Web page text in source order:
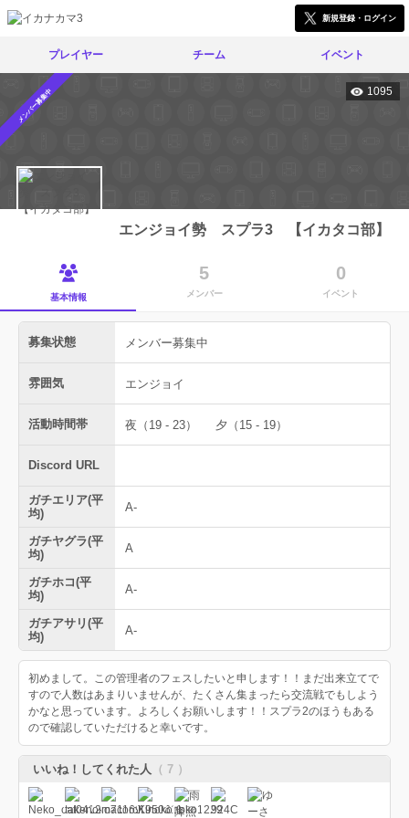
新規登録・ログイン
プレイヤー チーム イベント
メンバー募集中 1095
エンジョイ勢 スプラ3 【イカタコ部】
基本情報
5
メンバー
0
イベント
募集状態 メンバー募集中
雰囲気 エンジョイ
活動時間帯 夜（19 - 23） 夕（15 - 19）
Discord URL
ガチエリア(平
均)
A-
ガチヤグラ(平
均)
A
ガチホコ(平
均)
A-
ガチアサリ(平
均)
A-
初めまして。この管理者のフェスしたいと申します！！まだ出来立てで
すので人数はあまりいませんが、たくさん集まったら交流戦でもしよう
かなと思っています。よろしくお願いします！！スプラ2のほうもある
ので確認していただけると幸いです。
いいね！してくれた人 （ 7 ）